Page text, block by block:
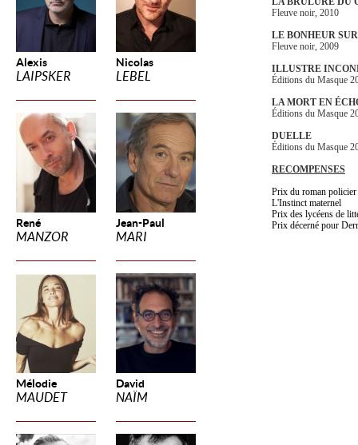
Alexis
LAIPSKER
Nicolas
LEBEL
René
MANZOR
Jean-Paul
MARI
Mélodie
MAUDET
David
NAÏM
Fleuve noir, 2010
LE BONHEUR
Fleuve noir, 2009
ILLUSTRE
Éditions du Masque
LA MORT EN
Éditions du Masque
DUELLE
Éditions du Masque
RECOMPENSES
Prix du roman policier
L'Instinct maternel
Prix des lycéens de
Prix décerné pour